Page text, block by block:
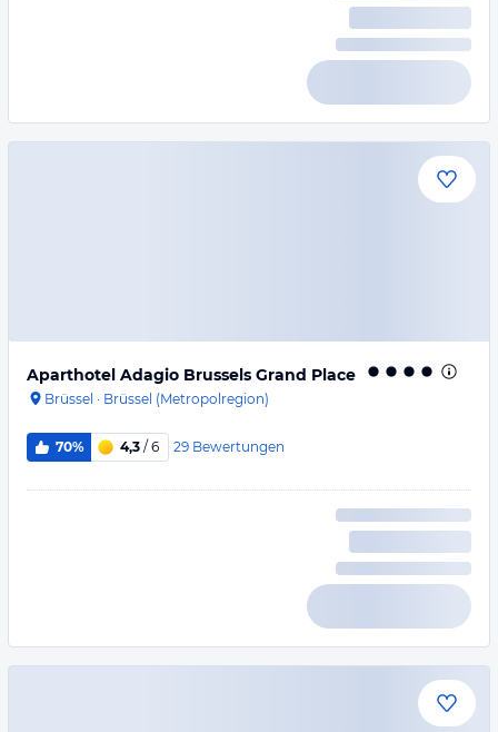
Aparthotel Adagio Brussels Grand Place
Brüssel · Brüssel (Metropolregion)
70% 4,3 / 6 29 Bewertungen